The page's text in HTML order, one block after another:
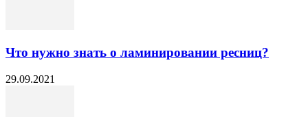
Что нужно знать о ламинировании ресниц?
29.09.2021